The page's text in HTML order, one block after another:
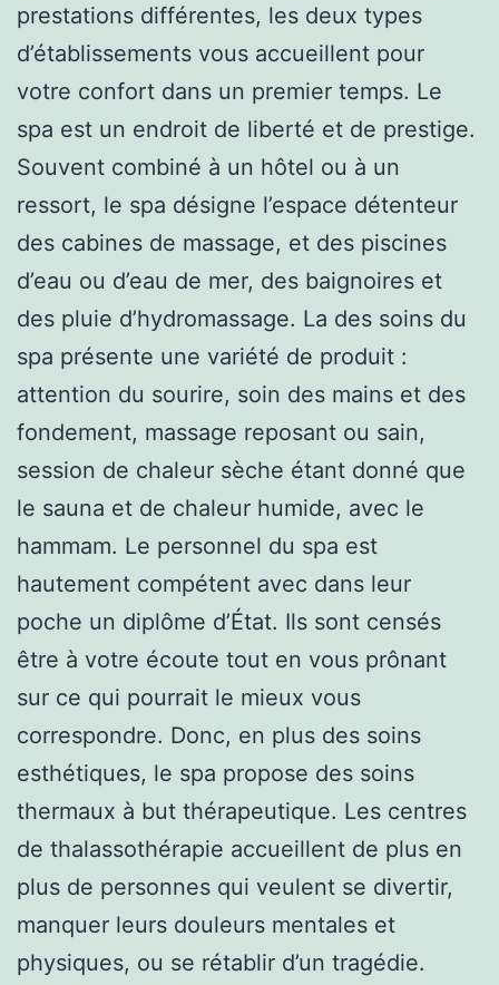
prestations différentes, les deux types
d’établissements vous accueillent pour
votre confort dans un premier temps. Le
spa est un endroit de liberté et de prestige.
Souvent combiné à un hôtel ou à un
ressort, le spa désigne l’espace détenteur
des cabines de massage, et des piscines
d’eau ou d’eau de mer, des baignoires et
des pluie d’hydromassage. La des soins du
spa présente une variété de produit :
attention du sourire, soin des mains et des
fondement, massage reposant ou sain,
session de chaleur sèche étant donné que
le sauna et de chaleur humide, avec le
hammam. Le personnel du spa est
hautement compétent avec dans leur
poche un diplôme d’État. Ils sont censés
être à votre écoute tout en vous prônant
sur ce qui pourrait le mieux vous
correspondre. Donc, en plus des soins
esthétiques, le spa propose des soins
thermaux à but thérapeutique. Les centres
de thalassothérapie accueillent de plus en
plus de personnes qui veulent se divertir,
manquer leurs douleurs mentales et
physiques, ou se rétablir d’un tragédie.